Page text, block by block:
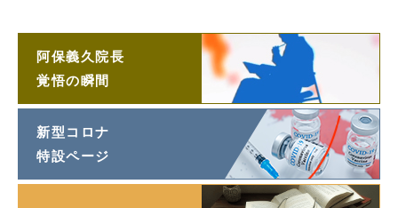
阿保義久院長
覚悟の瞬間
新型コロナ
特設ページ